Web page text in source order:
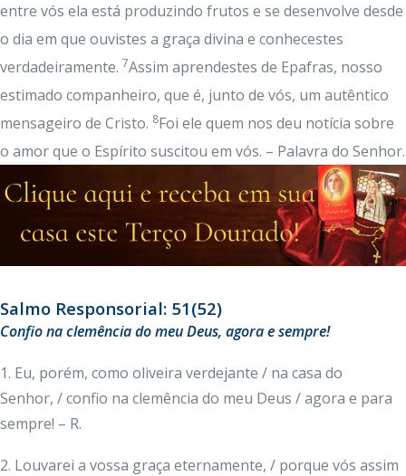
entre vós ela está produzindo frutos e se desenvolve desde
o dia em que ouvistes a graça divina e conhecestes
verdadeiramente. 7Assim aprendestes de Epafras, nosso
estimado companheiro, que é, junto de vós, um autêntico
mensageiro de Cristo. 8Foi ele quem nos deu notícia sobre
o amor que o Espírito suscitou em vós. – Palavra do Senhor.
Salmo Responsorial: 51(52)
Confio na clemência do meu Deus, agora e sempre!
1. Eu, porém, como oliveira verdejante / na casa do
Senhor, / confio na clemência do meu Deus / agora e para
sempre! – R.
2. Louvarei a vossa graça eternamente, / porque vós assim